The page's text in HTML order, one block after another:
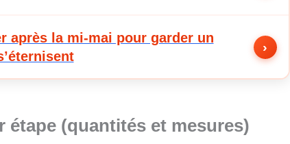
après la mi-mai pour garder un
›
étape (quantités et mesures)